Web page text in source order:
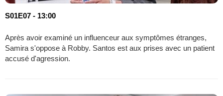
S01E07 - 13:00
Après avoir examiné un influenceur aux symptômes étranges,
Samira s'oppose à Robby. Santos est aux prises avec un patient
accusé d'agression.